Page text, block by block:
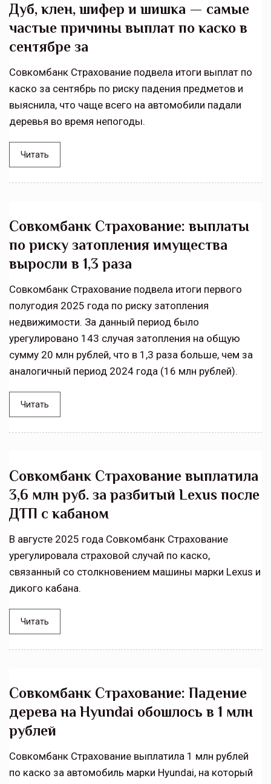
Дуб, клен, шифер и шишка — самые
частые причины выплат по каско в
сентябре за
Совкомбанк Страхование подвела итоги выплат по
каско за сентябрь по риску падения предметов и
выяснила, что чаще всего на автомобили падали
деревья во время непогоды.
Читать
Совкомбанк Страхование: выплаты
по риску затопления имущества
выросли в 1,3 раза
Совкомбанк Страхование подвела итоги первого
полугодия 2025 года по риску затопления
недвижимости. За данный период было
урегулировано 143 случая затопления на общую
сумму 20 млн рублей, что в 1,3 раза больше, чем за
аналогичный период 2024 года (16 млн рублей).
Читать
Совкомбанк Страхование выплатила
3,6 млн руб. за разбитый Lexus после
ДТП с кабаном
В августе 2025 года Совкомбанк Страхование
урегулировала страховой случай по каско,
связанный со столкновением машины марки Lexus и
дикого кабана.
Читать
Совкомбанк Страхование: Падение
дерева на Hyundai обошлось в 1 млн
рублей
Совкомбанк Страхование выплатила 1 млн рублей
по каско за автомобиль марки Hyundai, на который